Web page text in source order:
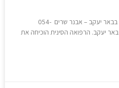
דיקור סיני בבאר יעקב מדקר סיני בבאר יעקב – אבנר שרים 054-
4727355 קליניקה ברחוב דגן 14 באר יעקב. הרפואה הסינית הוכיחה את